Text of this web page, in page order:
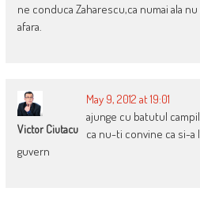
ne conduca Zaharescu,ca numai ala
afara.
Victor Ciutacu
May 9, 2012 at 19:01
ajunge cu batutul
ca nu-ti convine ca si-a
guvern